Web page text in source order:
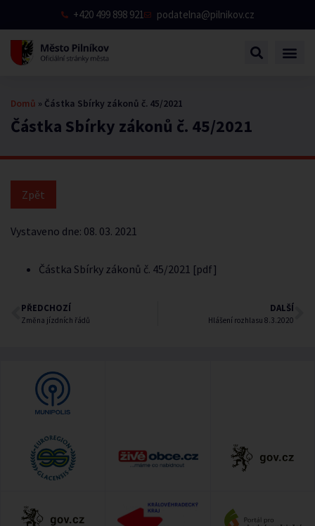
+420 499 898 921 podatelna@pilnikov.cz
Částka Sbírky zákonů č. 45/2021
Domů » Částka Sbírky zákonů č. 45/2021
Vystaveno dne: 08. 03. 2021
Částka Sbírky zákonů č. 45/2021 [pdf]
PŘEDCHOZÍ
Změna jízdních řádů
DALŠÍ
Hlášení rozhlasu 8.3.2020